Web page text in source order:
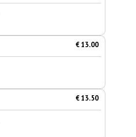
€ 13.00
€ 13.50